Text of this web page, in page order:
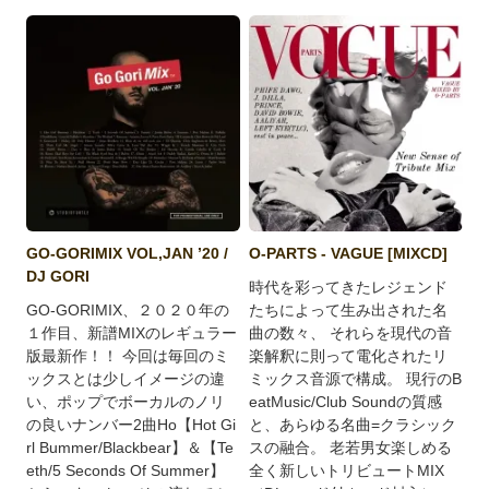
GO-GORIMIX VOL,JAN ’20 /
DJ GORI
GO-GORIMIX、２０２０年の
１作目、新譜MIXのレギュラー
版最新作！！ 今回は毎回のミ
ックスとは少しイメージの違
い、ポップでボーカルのノリ
の良いナンバー2曲Ho【Hot Gi
rl Bummer/Blackbear】＆【Te
eth/5 Seconds Of Summer】
O-PARTS - VAGUE [MIXCD]
時代を彩ってきたレジェンド
たちによって生み出された名
曲の数々、 それらを現代の音
楽解釈に則って電化されたリ
ミックス音源で構成。 現行のB
eatMusic/Club Soundの質感
と、あらゆる名曲=クラシック
スの融合。 老若男女楽しめる
全く新しいトリビュートMIX